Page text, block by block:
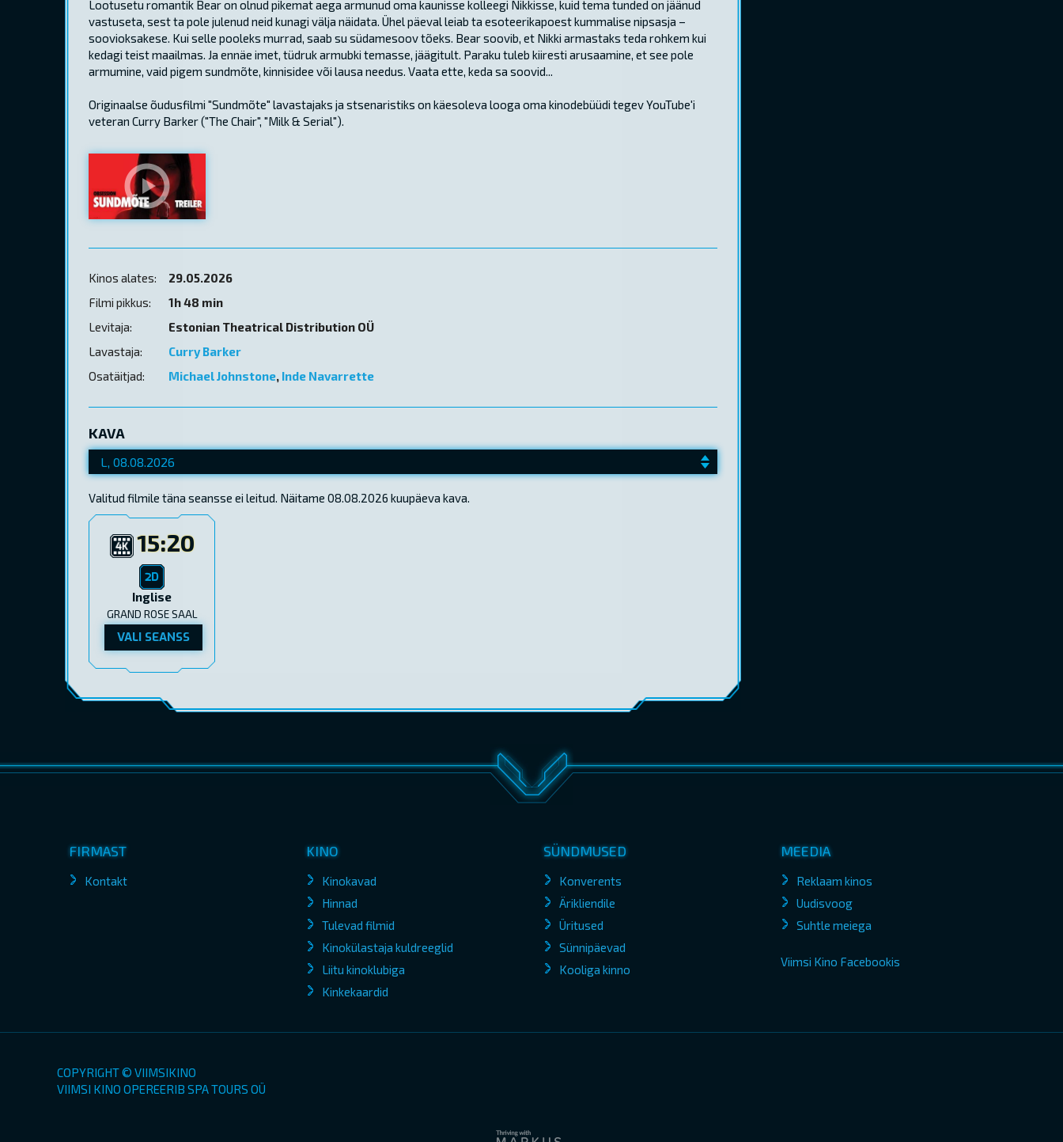
Lootusetu romantik Bear on olnud pikemat aega armunud oma kaunisse kolleegi Nikkisse, kuid tema tunded on jäänud
vastuseta, sest ta pole julenud neid kunagi välja näidata. Ühel päeval leiab ta esoteerikapoest kummalise nipsasja –
soovioksakese. Kui selle pooleks murrad, saab su südamesoov tõeks. Bear soovib, et Nikki armastaks teda rohkem kui
kedagi teist maailmas. Ja ennäe imet, tüdruk armubki temasse, jäägitult. Paraku tuleb kiiresti arusaamine, et see pole
armumine, vaid pigem sundmõte, kinnisidee või lausa needus. Vaata ette, keda sa soovid...
Originaalse õudusfilmi "Sundmõte" lavastajaks ja stsenaristiks on käesoleva looga oma kinodebüüdi tegev YouTube'i
veteran Curry Barker ("The Chair", "Milk & Serial").
Kinos alates:
29.05.2026
Filmi pikkus:
1h 48 min
Levitaja:
Estonian Theatrical Distribution OÜ
Lavastaja:
Curry Barker
Osatäitjad:
Michael Johnstone, Inde Navarrette
KAVA
Valitud filmile täna seansse ei leitud. Näitame 08.08.2026 kuupäeva kava.
15:20
Inglise
GRAND ROSE SAAL
VALI SEANSS
FIRMAST
Kontakt
KINO
Kinokavad
Hinnad
Tulevad filmid
Kinokülastaja kuldreeglid
Liitu kinoklubiga
Kinkekaardid
SÜNDMUSED
Konverents
Ärikliendile
Üritused
Sünnipäevad
Kooliga kinno
MEEDIA
Reklaam kinos
Uudisvoog
Suhtle meiega
Viimsi Kino Facebookis
COPYRIGHT © VIIMSIKINO
VIIMSI KINO OPEREERIB SPA TOURS OÜ